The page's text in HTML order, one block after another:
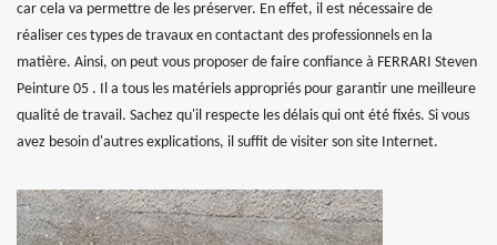
car cela va permettre de les préserver. En effet, il est nécessaire de
réaliser ces types de travaux en contactant des professionnels en la
matière. Ainsi, on peut vous proposer de faire confiance à FERRARI Steven
Peinture 05 . Il a tous les matériels appropriés pour garantir une meilleure
qualité de travail. Sachez qu'il respecte les délais qui ont été fixés. Si vous
avez besoin d'autres explications, il suffit de visiter son site Internet.